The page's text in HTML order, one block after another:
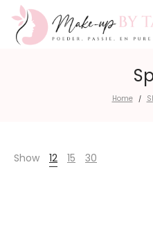
Home /
Show 12 15 30